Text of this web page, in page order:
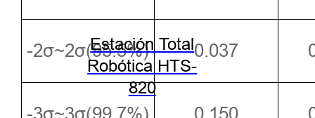
Estación Total
Robótica HTS-
820
-2σ~2σ(95.5%) 0.037
-3σ~3σ(99.7%) 0.150